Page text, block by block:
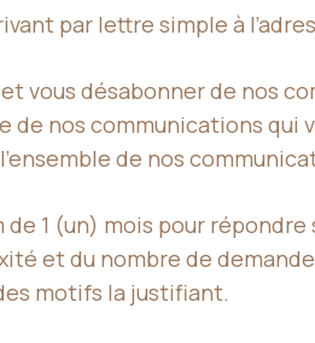
par lettre simple à
vous désabonner de nos
nos communications qui
de nos
de 1 (un) mois pour
et du nombre de
motifs la justifiant.